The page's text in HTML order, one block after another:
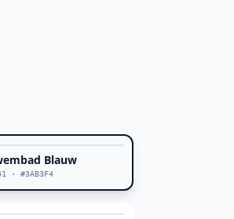
Blauw
· #3AB3F4